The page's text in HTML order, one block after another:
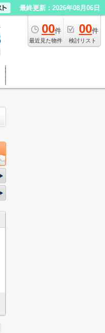
最終更新：2026年08月06日
00件
最近見た物件
00件
検討リスト